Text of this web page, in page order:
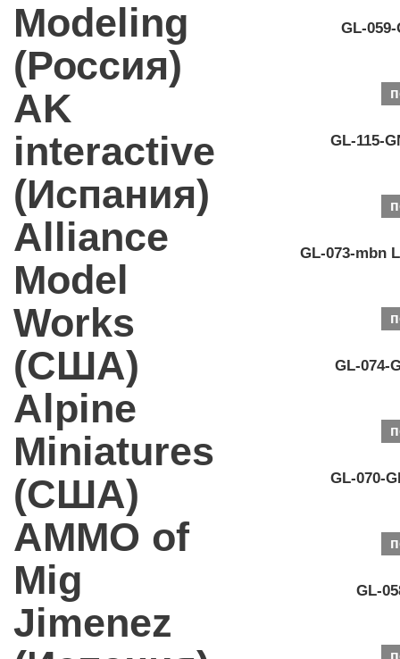
Modeling
(Россия)
AK
interactive
(Испания)
Alliance
Model
Works
(США)
Alpine
Miniatures
(США)
AMMO of
Mig
Jimenez
GL-
GL-115-
GL-073-mbn
GL-074-
GL-070-
GL-